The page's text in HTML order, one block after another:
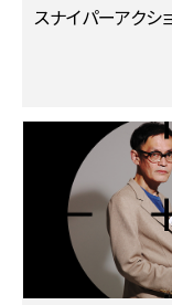
スナイパーアクシ